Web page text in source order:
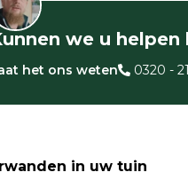
we u
het ons weten 0320 -
in uw tuin